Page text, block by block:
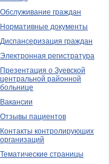
Обслуживание граждан
Нормативные документы
Диспансеризация граждан
Электронная регистратура
Презентация о Зуевской
центральной районной
больнице
Вакансии
Отзывы пациентов
Контакты контролирующих
организаций
Тематические страницы